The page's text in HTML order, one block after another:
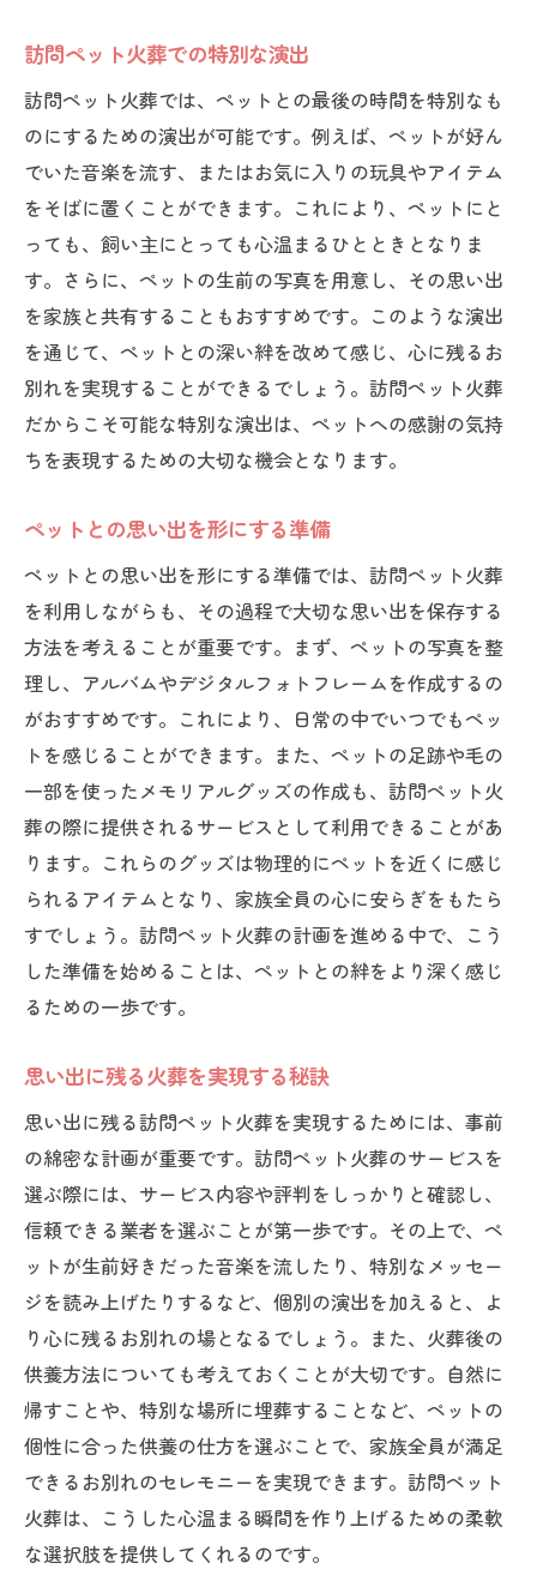
訪問ペット火葬での特別な演出
訪問ペット火葬では、ペットとの最後の時間を特別なも
のにするための演出が可能です。例えば、ペットが好ん
でいた音楽を流す、またはお気に入りの玩具やアイテム
をそばに置くことができます。これにより、ペットにと
っても、飼い主にとっても心温まるひとときとなりま
す。さらに、ペットの生前の写真を用意し、その思い出
を家族と共有することもおすすめです。このような演出
を通じて、ペットとの深い絆を改めて感じ、心に残るお
別れを実現することができるでしょう。訪問ペット火葬
だからこそ可能な特別な演出は、ペットへの感謝の気持
ちを表現するための大切な機会となります。
ペットとの思い出を形にする準備
ペットとの思い出を形にする準備では、訪問ペット火葬
を利用しながらも、その過程で大切な思い出を保存する
方法を考えることが重要です。まず、ペットの写真を整
理し、アルバムやデジタルフォトフレームを作成するの
がおすすめです。これにより、日常の中でいつでもペッ
トを感じることができます。また、ペットの足跡や毛の
一部を使ったメモリアルグッズの作成も、訪問ペット火
葬の際に提供されるサービスとして利用できることがあ
ります。これらのグッズは物理的にペットを近くに感じ
られるアイテムとなり、家族全員の心に安らぎをもたら
すでしょう。訪問ペット火葬の計画を進める中で、こう
した準備を始めることは、ペットとの絆をより深く感じ
るための一歩です。
思い出に残る火葬を実現する秘訣
思い出に残る訪問ペット火葬を実現するためには、事前
の綿密な計画が重要です。訪問ペット火葬のサービスを
選ぶ際には、サービス内容や評判をしっかりと確認し、
信頼できる業者を選ぶことが第一歩です。その上で、ペ
ットが生前好きだった音楽を流したり、特別なメッセー
ジを読み上げたりするなど、個別の演出を加えると、よ
り心に残るお別れの場となるでしょう。また、火葬後の
供養方法についても考えておくことが大切です。自然に
帰すことや、特別な場所に埋葬することなど、ペットの
個性に合った供養の仕方を選ぶことで、家族全員が満足
できるお別れのセレモニーを実現できます。訪問ペット
火葬は、こうした心温まる瞬間を作り上げるための柔軟
な選択肢を提供してくれるのです。